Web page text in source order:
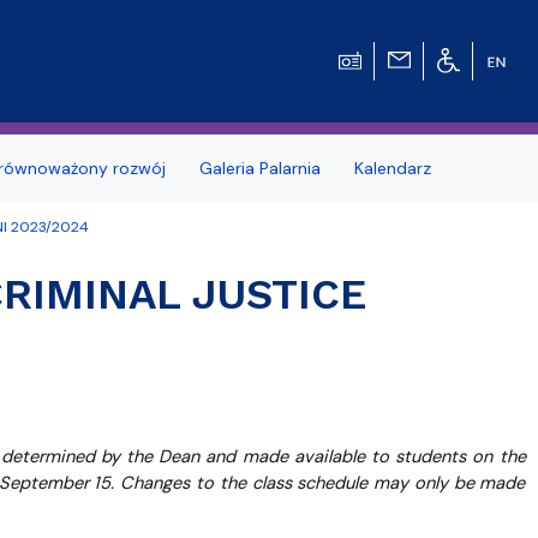
Pytania
Zagraniczna wymiana studencka - umowy
dwustronne
Kursy e-learningowe języka angielskiego
rozwój Galeria Palarnia Kalendarz
2023/2024
JUSTICE
by the Dean and made available to students on the
15. Changes to the class schedule may only be made